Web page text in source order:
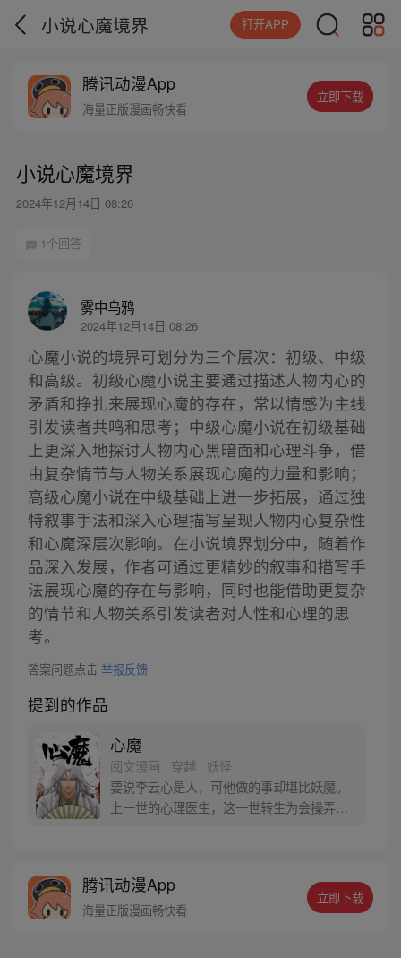
小说心魔境界 打开APP
腾讯动漫App
海量正版漫画畅快看
立即下载
小说心魔境界
2024年12月14日 08:26
1个回答
雾中乌鸦
2024年12月14日 08:26
心魔小说的境界可划分为三个层次：初级、中级
和高级。初级心魔小说主要通过描述人物内心的
矛盾和挣扎来展现心魔的存在，常以情感为主线
引发读者共鸣和思考；中级心魔小说在初级基础
上更深入地探讨人物内心黑暗面和心理斗争，借
由复杂情节与人物关系展现心魔的力量和影响；
高级心魔小说在中级基础上进一步拓展，通过独
特叙事手法和深入心理描写呈现人物内心复杂性
和心魔深层次影响。在小说境界划分中，随着作
品深入发展，作者可通过更精妙的叙事和描写手
法展现心魔的存在与影响，同时也能借助更复杂
的情节和人物关系引发读者对人性和心理的思
考。
答案问题点击 举报反馈
提到的作品
心魔
阅文漫画 · 穿越 · 妖怪
要说李云心是人，可他做的事却堪比妖魔。
上一世的心理医生，这一世转生为会操弄术
黑白阎君见了他也要问一句：食人心魔何处
来？ 李云心食人，也食人心。
腾讯动漫App
海量正版漫画畅快看
立即下载